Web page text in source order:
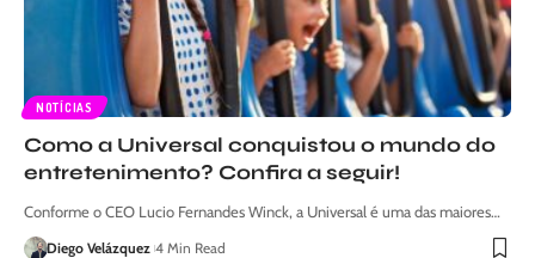
NOTÍCIAS
Como a Universal conquistou o mundo do
entretenimento? Confira a seguir!
Conforme o CEO Lucio Fernandes Winck, a Universal é uma das maiores…
Diego Velázquez 4 Min Read